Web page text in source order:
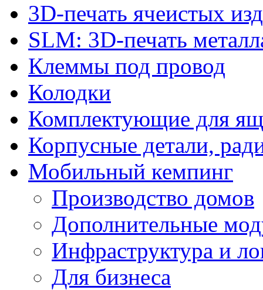
3D-печать ячеистых
SLM: 3D-печать
Клеммы под провод
Колодки
Комплектующие для
Корпусные детали,
Мобильный кемпинг
Производство домов
Дополнительные
Инфраструктура и
Для бизнеса